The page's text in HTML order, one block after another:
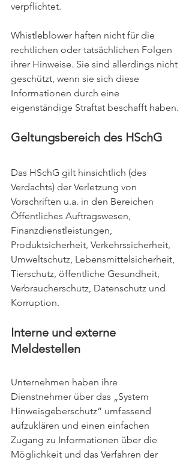
verpflichtet.
Whistleblower haften nicht für die
rechtlichen oder tatsächlichen Folgen
ihrer Hinweise. Sie sind allerdings nicht
geschützt, wenn sie sich diese
Informationen durch eine
eigenständige Straftat beschafft haben.
Geltungsbereich des HSchG
Das HSchG gilt hinsichtlich (des
Verdachts) der Verletzung von
Vorschriften u.a. in den Bereichen
Öffentliches Auftragswesen,
Finanzdienstleistungen,
Produktsicherheit, Verkehrssicherheit,
Umweltschutz, Lebensmittelsicherheit,
Tierschutz, öffentliche Gesundheit,
Verbraucherschutz, Datenschutz und
Korruption.
Interne und externe
Meldestellen
Unternehmen haben ihre
Dienstnehmer über das „System
Hinweisgeberschutz“ umfassend
aufzuklären und einen einfachen
Zugang zu Informationen über die
Möglichkeit und das Verfahren der